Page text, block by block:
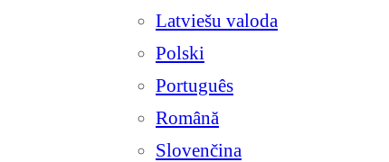
Latviešu valoda
Polski
Português
Română
Slovenčina